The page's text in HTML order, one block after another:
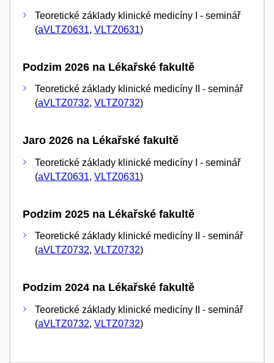
Teoretické základy klinické medicíny I - seminář
(aVLTZ0631, VLTZ0631)
Podzim 2026 na Lékařské fakultě
Teoretické základy klinické medicíny II - seminář
(aVLTZ0732, VLTZ0732)
Jaro 2026 na Lékařské fakultě
Teoretické základy klinické medicíny I - seminář
(aVLTZ0631, VLTZ0631)
Podzim 2025 na Lékařské fakultě
Teoretické základy klinické medicíny II - seminář
(aVLTZ0732, VLTZ0732)
Podzim 2024 na Lékařské fakultě
Teoretické základy klinické medicíny II - seminář
(aVLTZ0732, VLTZ0732)